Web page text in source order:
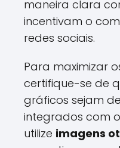
maneira clara
incentivam o
redes sociais.
Para maximizar
certifique-se de
gráficos sejam
integrados com
utilize imagens